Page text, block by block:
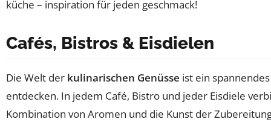
Cafés, Bistros & Eisdielen
Die Welt der kulinarischen Genüsse ist ein
entdecken. In jedem Café, Bistro und jeder Eisdiele
Kombination von Aromen und die Kunst der